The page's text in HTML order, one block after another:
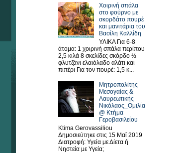
Χοιρινή σπάλα
στο φούρνο με
σκορδάτο πουρέ
και μανιτάρια του
Βασίλη Καλλίδη
ΥΛΙΚΑ Για 6-8
άτομα: 1 χοιρινή σπάλα περίπου
2,5 κιλά 8 σκελίδες σκόρδο ½
φλυτζάνι ελαιόλαδο αλάτι και
πιπέρι Για τον πουρέ: 1,5 κ...
Μητροπολίτης
Μεσογαίας &
Λαυρεωτικής
Νικόλαος_Ομιλία
@ Κτήμα
Γεροβασιλείου
Ktima Gerovassiliou
Δημοσιεύτηκε στις 15 Μαΐ 2019
Διατροφή: Υγεία με Δίετα ή
Νηστεία με Υγεία;